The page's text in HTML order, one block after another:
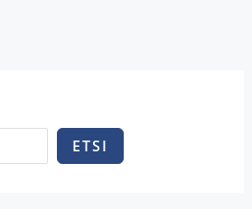
ETSI